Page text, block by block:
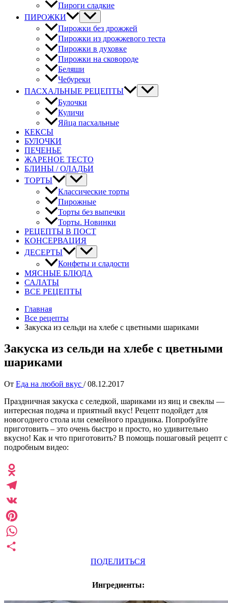
Пироги сладкие
ПИРОЖКИ
Пирожки без дрожжей
Пирожки из дрожжевого теста
Пирожки в духовке
Пирожки на сковороде
Беляши
Чебуреки
ПАСХАЛЬНЫЕ РЕЦЕПТЫ
Булочки
Куличи
Яйца пасхальные
КЕКСЫ
БУЛОЧКИ
ПЕЧЕНЬЕ
ЖАРЕНОЕ ТЕСТО
БЛИНЫ / ОЛАДЬИ
ТОРТЫ
Классические торты
Пирожные
Торты без выпечки
Торты. Новинки
РЕЦЕПТЫ В ПОСТ
КОНСЕРВАЦИЯ
ДЕСЕРТЫ
Конфеты и сладости
МЯСНЫЕ БЛЮДА
САЛАТЫ
ВСЕ РЕЦЕПТЫ
Главная
Все рецепты
Закуска из сельди на хлебе с цветными шариками
Закуска из сельди на хлебе с цветными
шариками
От Еда на любой вкус /08.12.2017
Праздничная закуска с селедкой, шариками из яиц и свеклы —
интересная подача и приятный вкус! Рецепт подойдет для
новогоднего стола или семейного праздника. Попробуйте
приготовить – это очень быстро и просто, но удивительно
вкусно! Как и что приготовить? В помощь пошаговый рецепт с
подробным видео:
ПОДЕЛИТЬСЯ
Ингредиенты: